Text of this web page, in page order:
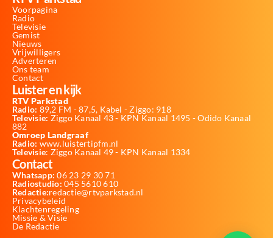
Voorpagina
Radio
Televisie
Gemist
Nieuws
Vrijwilligers
Adverteren
Ons team
Contact
Luister en kijk
RTV Parkstad
Radio: 89,2 FM - 87,5, Kabel - Ziggo: 918
Televisie: Ziggo Kanaal 43 - KPN Kanaal 1495 - Odido Kanaal
882
Omroep Landgraaf
Radio: www.luistertipfm.nl
Televisie: Ziggo Kanaal 49 - KPN Kanaal 1334
Contact
Whatsapp: 06 23 29 30 71
Radiostudio: 045 5610 610
Redactie:redactie@rtvparkstad.nl
Privacybeleid
Klachtenregeling
Missie & Visie
De Redactie